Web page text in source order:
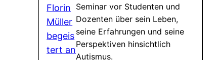
Seminar vor Studenten und
Dozenten über sein Leben,
seine Erfahrungen und seine
Perspektiven hinsichtlich
Autismus.